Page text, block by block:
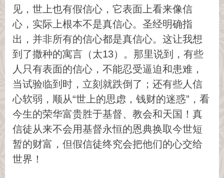
见，世上也有假信心，它表面上看来像信
心，实际上根本不是真信心。圣经明确指
出，并非所有的信心都是真信心。这让我想
到了撒种的寓言（太13）。那里说到，有些
人只有表面的信心，不能忍受逼迫和患难，
当试验临到时，立刻就跌倒了；还有些人信
心软弱，顺从“世上的思虑，钱财的迷惑”，看
今生的荣华富贵胜于基督、教会和天国！真
信徒从来不会用基督永恒的恩典换取今世短
暂的财富，但假信徒终究会把他们的心交给
世界！